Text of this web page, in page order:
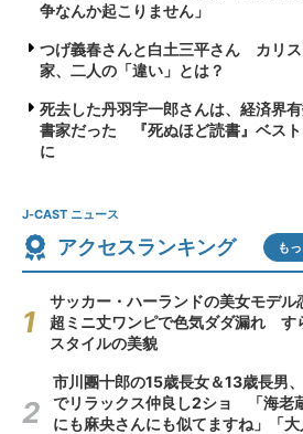
争なんか起こりません」
つげ義春さんと白土三平さん カリ
家、二人の「違い」とは？
死去した丹羽宇一郎さんは、経済界
書家だった 『死ぬほど読書』ベス
に
J-CAST ニュース
アクセスランキング も
サッカー・ハーランドの美女モデル
超ミニ丈ワンピで色気ダダ漏れ す
スタイルの美貌
市川團十郎の15歳長女＆13歳長男
でリラックス仲良し2ショ 「海老
にも麻央さんにも似てますね」「